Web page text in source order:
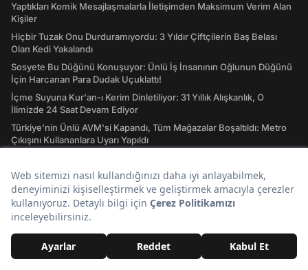
Yaptıkları Komik Mesajlaşmalarla İletişimden Maksimum Verim Alan
Kişiler
Hiçbir Tuzak Onu Durduramıyordu: 3 Yıldır Çiftçilerin Baş Belası
Olan Kedi Yakalandı
Sosyete Bu Düğünü Konuşuyor: Ünlü İş İnsanının Oğlunun Düğünü
İçin Harcanan Para Dudak Uçuklattı!
İçme Suyuna Kur'an-ı Kerim Dinletiliyor: 31 Yıllık Alışkanlık, O
İlimizde 24 Saat Devam Ediyor
Türkiye'nin Ünlü AVM'si Kapandı, Tüm Mağazalar Boşaltıldı: Metro
Çıkışını Kullananlara Uyarı Yapıldı
Hava Durumu
Son Depremler Listesi
Evlilik Yıl Dönümü Sözleri! En Özel Romantik, Duygusal ve Resimli
Evlilik Yıl dönümü Mesajları
Rüyada Altın Görmek: Gerçekler de Saadetiniz de Çil Çil Altınlarda